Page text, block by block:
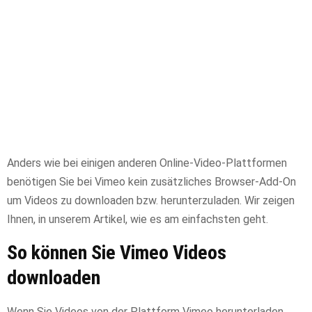
Anders wie bei einigen anderen Online-Video-Plattformen
benötigen Sie bei Vimeo kein zusätzliches Browser-Add-On
um Videos zu downloaden bzw. herunterzuladen. Wir zeigen
Ihnen, in unserem Artikel, wie es am einfachsten geht.
So können Sie Vimeo Videos
downloaden